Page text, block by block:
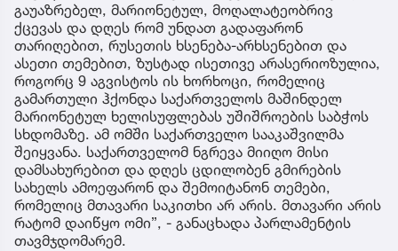
გაუაზრებელ, მარიონეტულ, მოღალატეობრივ
ქცევას და დღეს რომ უნდათ გადაფარონ
თარიღებით, რუსეთის ხსენება-არხსენებით და
ასეთი თემებით, ზუსტად ისეთივე არასერიოზულია,
როგორც 9 აგვისტოს ის ხორხოცი, რომელიც
გამართული ჰქონდა საქართველოს მაშინდელ
მარიონეტულ ხელისუფლებას უშიშროების საბჭოს
სხდომაზე. ამ ომში საქართველო სააკაშვილმა
შეიყვანა. საქართველომ ნგრევა მიიღო მისი
დამსახურებით და დღეს ცდილობენ გმირების
სახელს ამოეფარონ და შემოიტანონ თემები,
რომელიც მთავარი საკითხი არ არის. მთავარი არის
რატომ დაიწყო ომი”, - განაცხადა პარლამენტის
თავმჯდომარემ.